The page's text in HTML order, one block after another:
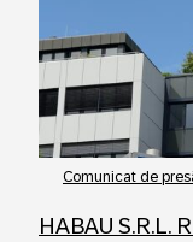
Comunicat de
HABAU S.R.L.